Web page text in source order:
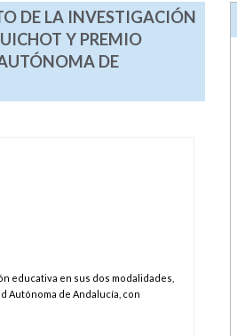
DE LA INVESTIGACIÓN
Y PREMIO
DE
educativa en sus dos modalidades,
Autónoma de Andalucía, con